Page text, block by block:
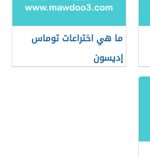
ما هي اختراعات توماس
إديسون